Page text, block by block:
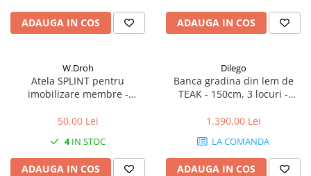
ADAUGA IN COS ADAUGA IN COS
W.Droh
Atela SPLINT pentru
imobilizare membre -
radio-transparenta - rola
50,00 Lei
4IN STOC
ADAUGA IN COS
Dilego
Banca gradina din lem de
TEAK - 150cm, 3 locuri -
1.390,00 Lei
LA COMANDA
ADAUGA IN COS